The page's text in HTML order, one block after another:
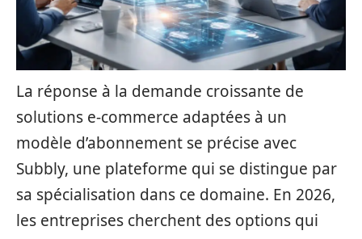
La réponse à la demande croissante de
solutions e-commerce adaptées à un
modèle d’abonnement se précise avec
Subbly, une plateforme qui se distingue par
sa spécialisation dans ce domaine. En 2026,
les entreprises cherchent des options qui